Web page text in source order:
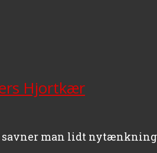
Hjortkær
savner man lidt